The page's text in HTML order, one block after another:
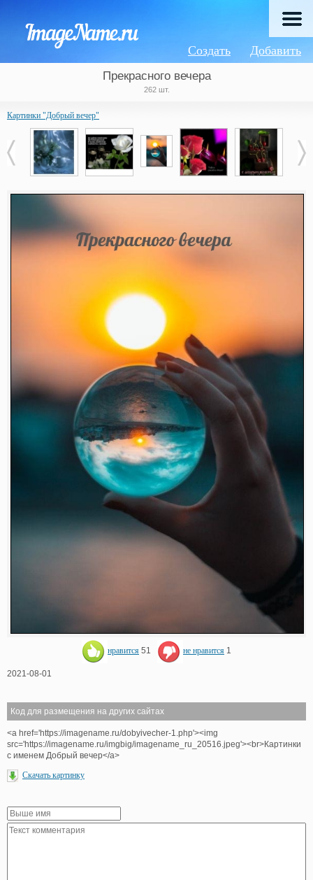
Добавить
Создать
Прекрасного вечера
262 шт.
Картинки "Добрый вечер"
нравится 51 не нравится 1
2021-08-01
Код для размещения на других сайтах
<a href='https://imagename.ru/dobyivecher-1.php'><img
src='https://imagename.ru/imgbig/imagename_ru_20516.jpeg'><br>Картинки
с именем Добрый вечер</a>
Скачать картинку